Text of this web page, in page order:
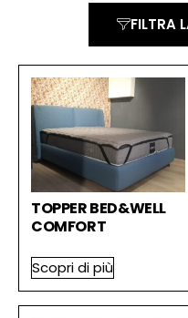
FILTRA
TOPPER BED&WELL
COMFORT
Scopri di più